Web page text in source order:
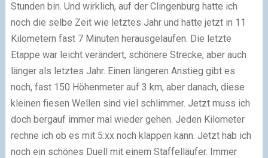
Stunden bin. Und wirklich, auf der Clingenburg hatte ich
noch die selbe Zeit wie letztes Jahr und hatte jetzt in 11
Kilometern fast 7 Minuten herausgelaufen. Die letzte
Etappe war leicht verändert, schönere Strecke, aber auch
länger als letztes Jahr. Einen längeren Anstieg gibt es
noch, fast 150 Höhenmeter auf 3 km, aber danach, diese
kleinen fiesen Wellen sind viel schlimmer. Jetzt muss ich
doch bergauf immer mal wieder gehen. Jeden Kilometer
rechne ich ob es mit 5:xx noch klappen kann. Jetzt hab ich
noch ein schönes Duell mit einem Staffelläufer. Immer